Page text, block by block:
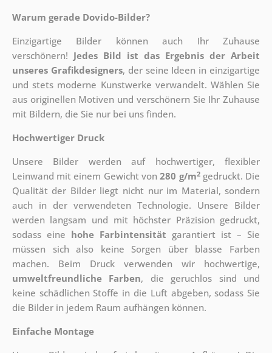
Warum gerade Dovido-Bilder?
Einzigartige Bilder können auch Ihr Zuhause
verschönern! Jedes Bild ist das Ergebnis der Arbeit
unseres Grafikdesigners, der seine Ideen in einzigartige
und stets moderne Kunstwerke verwandelt. Wählen Sie
aus originellen Motiven und verschönern Sie Ihr Zuhause
mit Bildern, die Sie nur bei uns finden.
Hochwertiger Druck
Unsere Bilder werden auf hochwertiger, flexibler
Leinwand mit einem Gewicht von280 g/m2gedruckt. Die
Qualität der Bilder liegt nicht nur im Material, sondern
auch in der verwendeten Technologie. Unsere Bilder
werden langsam und mit höchster Präzision gedruckt,
sodass eine hohe Farbintensität garantiert ist – Sie
müssen sich also keine Sorgen über blasse Farben
machen. Beim Druck verwenden wir hochwertige,
umweltfreundliche Farben, die geruchlos sind und
keine schädlichen Stoffe in die Luft abgeben, sodass Sie
die Bilder in jedem Raum aufhängen können.
Einfache Montage